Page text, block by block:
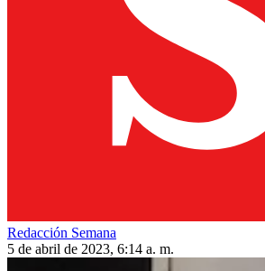
Redacción Semana
5 de abril de 2023, 6:14 a. m.